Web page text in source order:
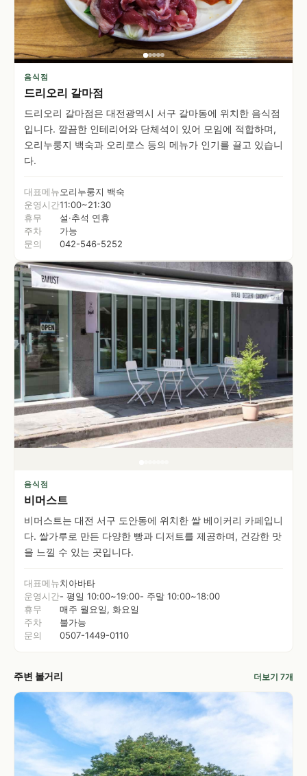
음식점
드리오리 갈마점
드리오리 갈마점은 대전광역시 서구 갈마동에 위치한 음식점
입니다. 깔끔한 인테리어와 단체석이 있어 모임에 적합하며,
오리누룽지 백숙과 오리로스 등의 메뉴가 인기를 끌고 있습니
다.
대표메뉴오리누룽지 백숙
운영시간11:00~21:30
휴무
설·추석 연휴
주차
가능
문의
042-546-5252
음식점
비머스트
비머스트는 대전 서구 도안동에 위치한 쌀 베이커리 카페입니
다. 쌀가루로 만든 다양한 빵과 디저트를 제공하며, 건강한 맛
을 느낄 수 있는 곳입니다.
대표메뉴치아바타
운영시간- 평일 10:00~19:00- 주말 10:00~18:00
휴무
매주 월요일, 화요일
주차
불가능
문의
0507-1449-0110
주변 볼거리 더보기 7개